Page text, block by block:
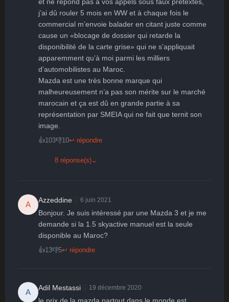
j’ai dû rouler 5 mois en WW et à chaque fois le
commercial m’envoie balader en citant juste comme
cause un «blocage de dossier qui retarde la
disponibilité de la carte grise» qui ne s’appliquait
apparemment qu’à moi parmi les milliers
d’automobilistes au Maroc.
Mazda est une très bonne marque qui
malheureusement n’a pas son mérite sur le marché
marocain et ça est dû en grande partie à sa
représentation par SMEIA qui ne fait que ternit son
image.
👍103👎10↩ répondre
8 réponse(s) ⌄
A
Azzeddine 6 juin 2021
Bonjour. Je suis intéressé par une Mazda 3 et je me
demande si la 1.5 skyactive manuel est la seule
disponible au Maroc?
👍13👎5↩ répondre
A
Adil Mestassi 19 décembre 2020